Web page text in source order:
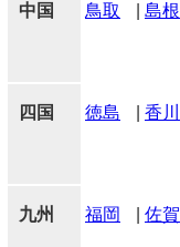
中国 鳥取 島根
四国 徳島 香川
九州 福岡 佐賀